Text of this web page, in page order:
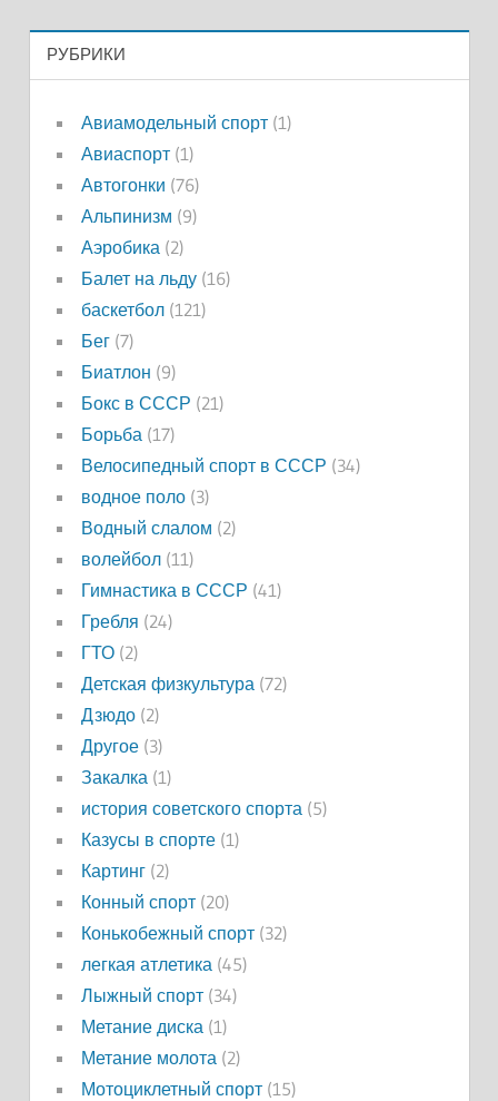
РУБРИКИ
Авиамодельный спорт(1)
Авиаспорт(1)
Автогонки (76)
Альпинизм (9)
Аэробика (2)
Балет на льду(16)
баскетбол(121)
Бег(7)
Биатлон (9)
Бокс в СССР (21)
Борьба (17)
Велосипедный спорт в СССР (34)
водное поло(3)
Водный слалом (2)
волейбол(11)
Гимнастика в СССР (41)
Гребля (24)
ГТО(2)
Детская физкультура (72)
Дзюдо(2)
Другое(3)
Закалка (1)
история советского спорта (5)
Казусы в спорте(1)
Картинг(2)
Конный спорт(20)
Конькобежный спорт(32)
легкая атлетика (45)
Лыжный спорт(34)
Метание диска (1)
Метание молота (2)
Мотоциклетный спорт(15)